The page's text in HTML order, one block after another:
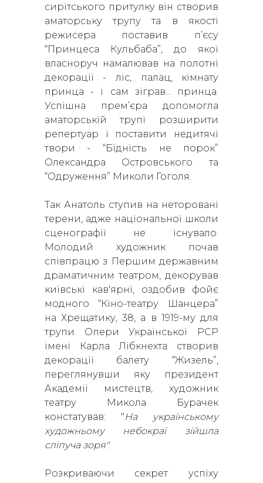
сирітського притулку він створив
аматорську трупу та в якості
режисера поставив п’єсу
“Принцеса Кульбаба”, до якої
власноруч намалював на полотні
декорації - ліс, палац, кімнату
принца - і сам зіграв... принца.
Успішна прем’єра допомогла
аматорській трупі розширити
репертуар і поставити недитячі
твори - “Бідність не порок”
Олександра Островського та
“Одруження” Миколи Гоголя.
Так Анатоль ступив на неторовані
терени, адже національної школи
сценографії не існувало.
Молодий художник почав
співпрацю з Першим державним
драматичним театром, декорував
київські кав'ярні, оздобив фойє
модного “Кіно-театру Шанцера”
на Хрещатику, 38, а в 1919-му для
трупи Опери Української РСР
імені Карла Лібкнехта створив
декорації балету “Жизель”,
переглянувши яку президент
Академії мистецтв, художник
театру Микола Бурачек
констатував: "На українському
художньому небокраї зійшла
сліпуча зоря".
Розкриваючи секрет успіху